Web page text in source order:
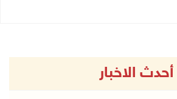
أحدث الاخبار